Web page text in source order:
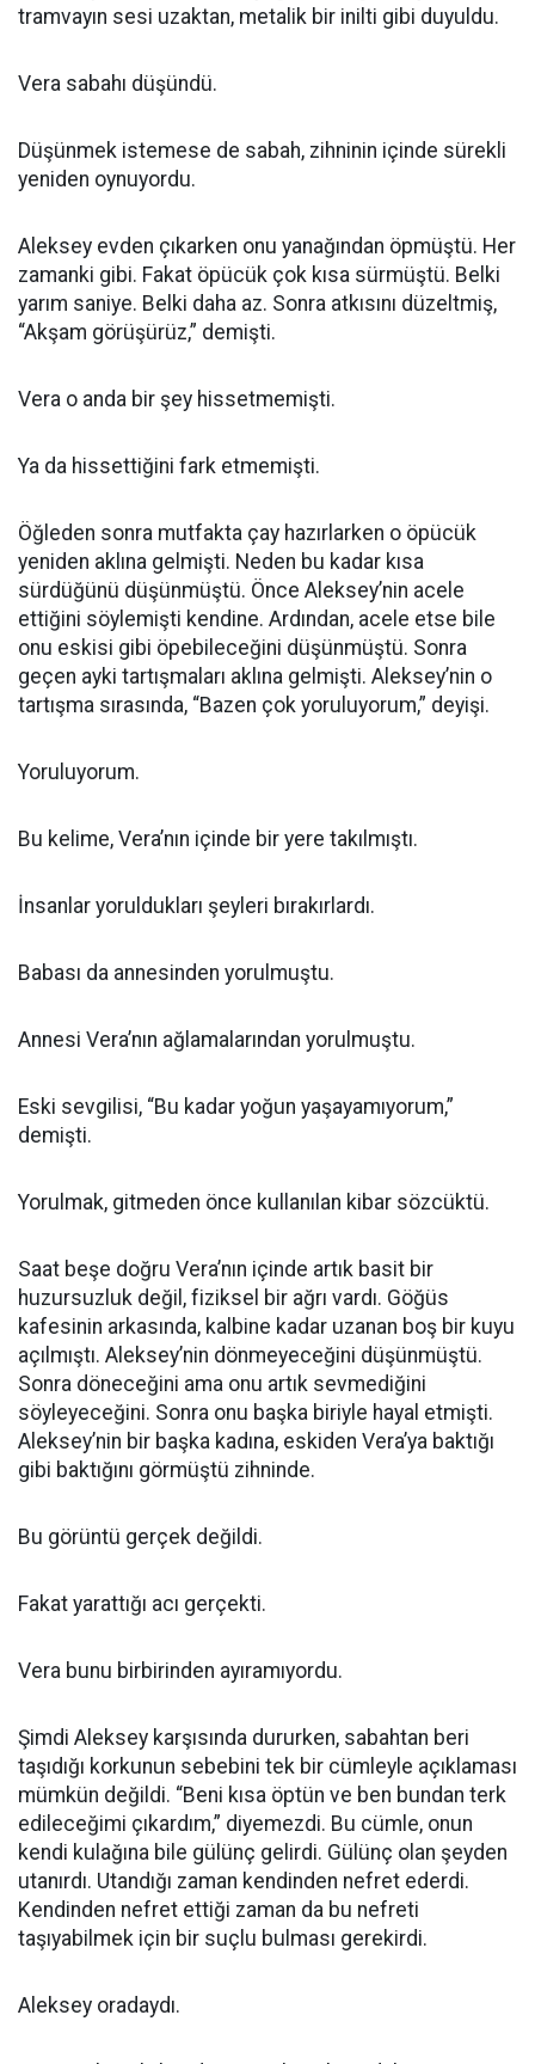
tramvayın sesi uzaktan, metalik bir inilti gibi duyuldu.
Vera sabahı düşündü.
Düşünmek istemese de sabah, zihninin içinde sürekli
yeniden oynuyordu.
Aleksey evden çıkarken onu yanağından öpmüştü. Her
zamanki gibi. Fakat öpücük çok kısa sürmüştü. Belki
yarım saniye. Belki daha az. Sonra atkısını düzeltmiş,
“Akşam görüşürüz,” demişti.
Vera o anda bir şey hissetmemişti.
Ya da hissettiğini fark etmemişti.
Öğleden sonra mutfakta çay hazırlarken o öpücük
yeniden aklına gelmişti. Neden bu kadar kısa
sürdüğünü düşünmüştü. Önce Aleksey’nin acele
ettiğini söylemişti kendine. Ardından, acele etse bile
onu eskisi gibi öpebileceğini düşünmüştü. Sonra
geçen ayki tartışmaları aklına gelmişti. Aleksey’nin o
tartışma sırasında, “Bazen çok yoruluyorum,” deyişi.
Yoruluyorum.
Bu kelime, Vera’nın içinde bir yere takılmıştı.
İnsanlar yoruldukları şeyleri bırakırlardı.
Babası da annesinden yorulmuştu.
Annesi Vera’nın ağlamalarından yorulmuştu.
Eski sevgilisi, “Bu kadar yoğun yaşayamıyorum,”
demişti.
Yorulmak, gitmeden önce kullanılan kibar sözcüktü.
Saat beşe doğru Vera’nın içinde artık basit bir
huzursuzluk değil, fiziksel bir ağrı vardı. Göğüs
kafesinin arkasında, kalbine kadar uzanan boş bir kuyu
açılmıştı. Aleksey’nin dönmeyeceğini düşünmüştü.
Sonra döneceğini ama onu artık sevmediğini
söyleyeceğini. Sonra onu başka biriyle hayal etmişti.
Aleksey’nin bir başka kadına, eskiden Vera’ya baktığı
gibi baktığını görmüştü zihninde.
Bu görüntü gerçek değildi.
Fakat yarattığı acı gerçekti.
Vera bunu birbirinden ayıramıyordu.
Şimdi Aleksey karşısında dururken, sabahtan beri
taşıdığı korkunun sebebini tek bir cümleyle açıklaması
mümkün değildi. “Beni kısa öptün ve ben bundan terk
edileceğimi çıkardım,” diyemezdi. Bu cümle, onun
kendi kulağına bile gülünç gelirdi. Gülünç olan şeyden
utanırdı. Utandığı zaman kendinden nefret ederdi.
Kendinden nefret ettiği zaman da bu nefreti
taşıyabilmek için bir suçlu bulması gerekirdi.
Aleksey oradaydı.